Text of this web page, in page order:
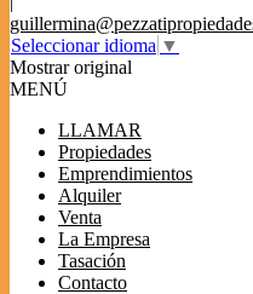
Seleccionar idioma ▼
Mostrar original
MENÚ
LLAMAR
Propiedades
Emprendimientos
Alquiler
Venta
La Empresa
Tasación
Contacto